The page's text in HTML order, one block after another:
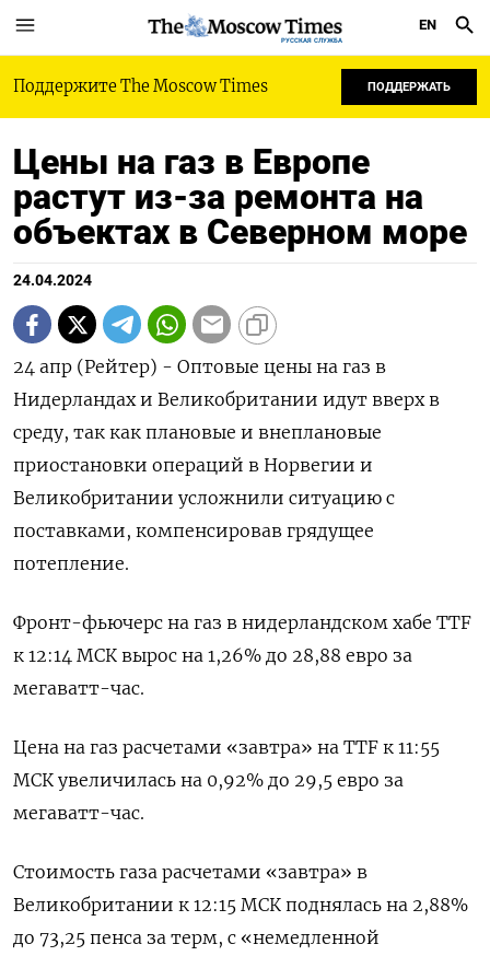
РУССКАЯ СЛУЖБА
EN
Поддержите The Moscow Times ПОДДЕРЖАТЬ
Цены на газ в Европе
растут из-за ремонта на
объектах в Северном море
24.04.2024
24 апр (Рейтер) - Оптовые цены на газ в
Нидерландах и Великобритании идут вверх в
среду, так как плановые и внеплановые
приостановки операций в Норвегии и
Великобритании усложнили ситуацию с
поставками, компенсировав грядущее
потепление.
Фронт-фьючерс на газ в нидерландском хабе TTF
к 12:14 МСК вырос на 1,26% до 28,88 евро за
мегаватт-час.
Цена на газ расчетами «завтра» на TTF к 11:55
МСК увеличилась на 0,92% до 29,5 евро за
мегаватт-час.
Стоимость газа расчетами «завтра» в
Великобритании к 12:15 МСК поднялась на 2,88%
до 73,25 пенса за терм, с «немедленной